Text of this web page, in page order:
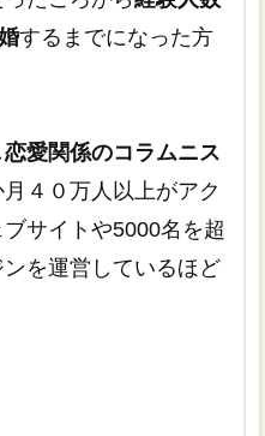
するまでになった方
恋愛関係のコラムニス
４０万人以上がアク
サイトや5000名を超
を運営しているほど